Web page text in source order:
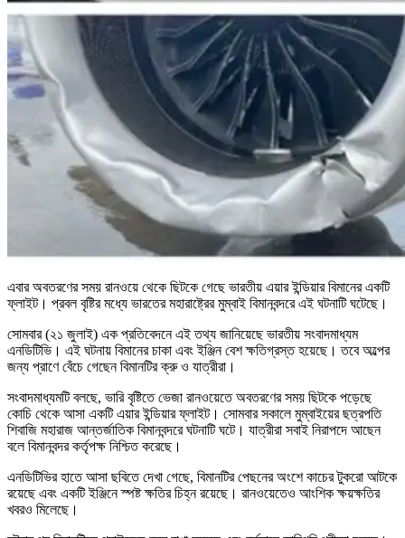
এবার অবতরণের সময় রানওয়ে থেকে ছিটকে গেছে ভারতীয় এয়ার ইন্ডিয়ার বিমানের একটি
ফ্লাইট। প্রবল বৃষ্টির মধ্যে ভারতের মহারাষ্ট্রের মুম্বাই বিমানবন্দরে এই ঘটনাটি ঘটেছে।
সোমবার (২১ জুলাই) এক প্রতিবেদনে এই তথ্য জানিয়েছে ভারতীয় সংবাদমাধ্যম
এনডিটিভি। এই ঘটনায় বিমানের চাকা এবং ইঞ্জিন বেশ ক্ষতিগ্রস্ত হয়েছে। তবে অল্পের
জন্য প্রাণে বেঁচে গেছেন বিমানটির ক্রু ও যাত্রীরা।
সংবাদমাধ্যমটি বলছে, ভারি বৃষ্টিতে ভেজা রানওয়েতে অবতরণের সময় ছিটকে পড়েছে
কোচি থেকে আসা একটি এয়ার ইন্ডিয়ার ফ্লাইট। সোমবার সকালে মুম্বাইয়ের ছত্রপতি
শিবাজি মহারাজ আন্তর্জাতিক বিমানবন্দরে ঘটনাটি ঘটে। যাত্রীরা সবাই নিরাপদে আছেন
বলে বিমানবন্দর কর্তৃপক্ষ নিশ্চিত করেছে।
এনডিটিভির হাতে আসা ছবিতে দেখা গেছে, বিমানটির পেছনের অংশে কাচের টুকরো আটকে
রয়েছে এবং একটি ইঞ্জিনে স্পষ্ট ক্ষতির চিহ্ন রয়েছে। রানওয়েতেও আংশিক ক্ষয়ক্ষতির
খবরও মিলেছে।